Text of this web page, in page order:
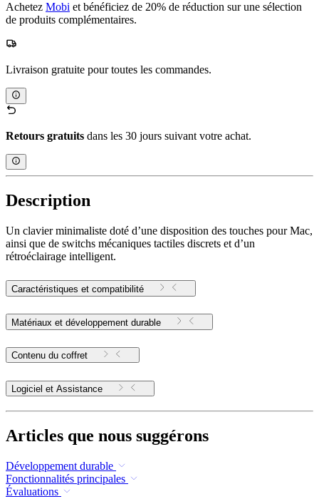
Achetez Mobi et bénéficiez de 20% de réduction sur une sélection
de produits complémentaires.
Livraison gratuite pour toutes les commandes.
Retours gratuits dans les 30 jours suivant votre achat.
Description
Un clavier minimaliste doté d’une disposition des touches pour Mac,
ainsi que de switchs mécaniques tactiles discrets et d’un
rétroéclairage intelligent.
Caractéristiques et compatibilité
Matériaux et développement durable
Contenu du coffret
Logiciel et Assistance
Articles que nous suggérons
Développement durable
Fonctionnalités principales
Évaluations